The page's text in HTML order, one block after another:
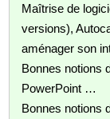
Maîtrise de
versions),
aménager son
Bonnes notions
PowerPoint …
Bonnes notions